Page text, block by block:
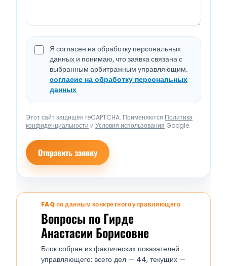
Я согласен на обработку персональных
данных и понимаю, что заявка связана с
выбранным арбитражным управляющим.
согласие на обработку персональных
данных
Этот сайт защищён reCAPTCHA. Применяются Политика
конфиденциальности и Условия использования Google.
Отправить заявку
FAQ по данным конкретного управляющего
Вопросы по Гирде
Анастасии Борисовне
Блок собран из фактических показателей
управляющего: всего дел — 44, текущих —